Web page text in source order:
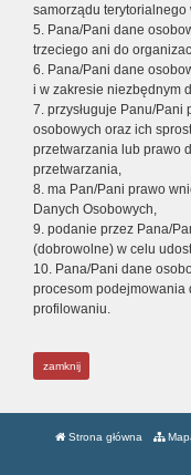
samorządu
5. Pana/Pani dane
trzeciego ani do
6. Pana/Pani dane
i w zakresie niezbędnym
7. przysługuje Panu/Pani
osobowych oraz ich
przetwarzania lub prawo
przetwarzania,
8. ma Pan/Pani prawo
Danych Osobowych,
9. podanie przez Pana/
(dobrowolne) w celu
10. Pana/Pani dane
procesom podejmowania
profilowaniu.
zamknij
Strona główna